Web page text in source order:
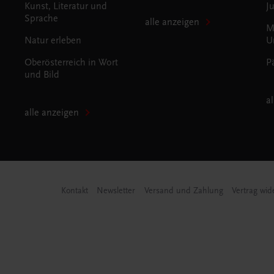
Kunst, Literatur und
Sprache
Natur erleben
Oberösterreich in Wort
und Bild
alle anzeigen
alle anzeigen
Kontakt Newsletter Versand und Zahlung Vertrag